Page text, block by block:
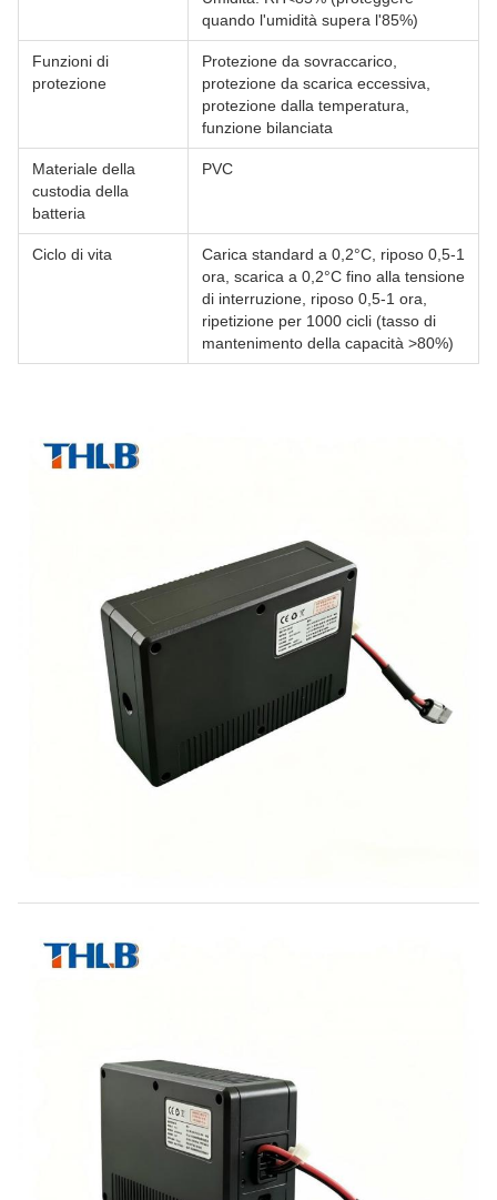
quando l'umidità supera l'85%)
Funzioni di
protezione
Protezione da sovraccarico,
protezione da scarica eccessiva,
protezione dalla temperatura,
funzione bilanciata
Materiale della
custodia della
batteria
PVC
Ciclo di vita
Carica standard a 0,2°C, riposo 0,5-1
ora, scarica a 0,2°C fino alla tensione
di interruzione, riposo 0,5-1 ora,
ripetizione per 1000 cicli (tasso di
mantenimento della capacità >80%)